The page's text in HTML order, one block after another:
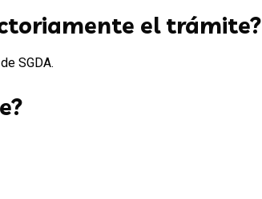
el trámite?
SGDA.